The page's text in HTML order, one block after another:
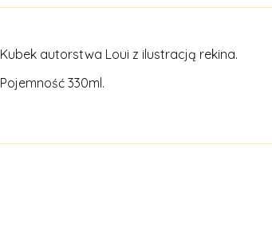
Kubek autorstwa Loui z ilustracją rekina.
Pojemność 330ml.